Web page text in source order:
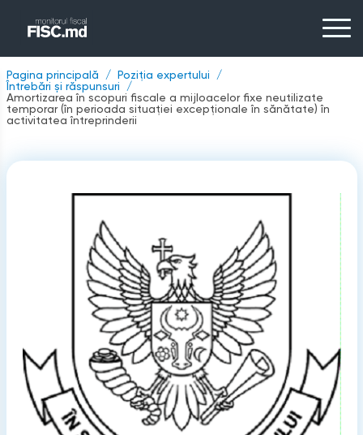
Pagina principală
Poziția expertului
Întrebări și răspunsuri
Amortizarea în scopuri fiscale a mijloacelor fixe neutilizate
temporar (în perioada situației excepționale în sănătate) în
activitatea întreprinderii